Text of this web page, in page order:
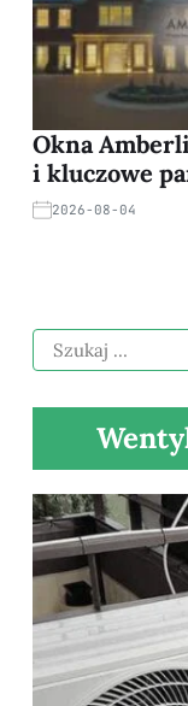
Okna
i kluczowe
2026-08-04